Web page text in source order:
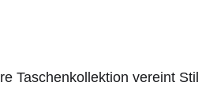
Taschenkollektion vereint